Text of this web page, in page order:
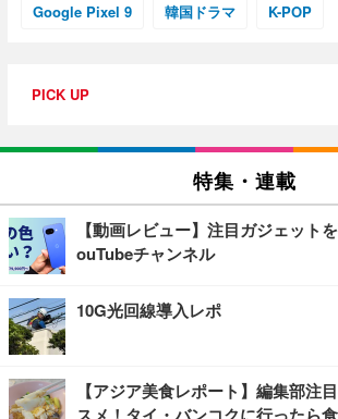
Google Pixel 9 韓国ドラマ K-POP
PICK UP
特集・連載
【動画レビュー】注目ガジェット
ouTubeチャンネル
10G光回線導入レポ
【アジア美食レポート】編集部注